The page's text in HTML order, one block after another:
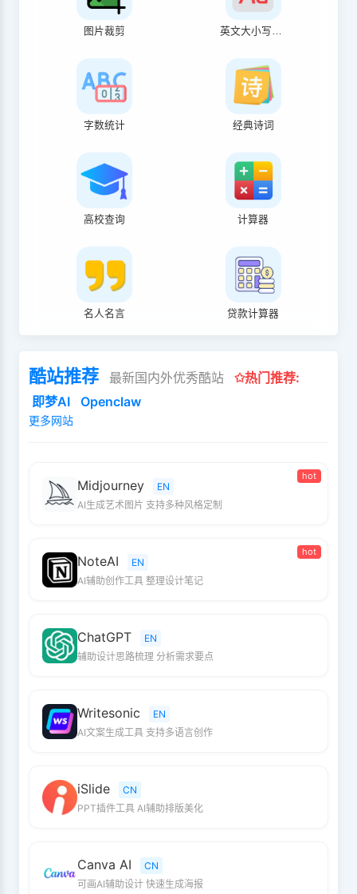
图片裁剪 英文大小写转换
字数统计 经典诗词
高校查询 计算器
名人名言 贷款计算器
酷站推荐 最新国内外优秀酷站
✩热门推荐:
即梦AI
Openclaw
更多网站
hot
Midjourney
EN
AI生成艺术图片 支持多种风格定制
hot
NoteAI
EN
AI辅助创作工具 整理设计笔记
ChatGPT
EN
辅助设计思路梳理 分析需求要点
Writesonic
EN
AI文案生成工具 支持多语言创作
iSlide
CN
PPT插件工具 AI辅助排版美化
Canva AI
CN
可画AI辅助设计 快速生成海报